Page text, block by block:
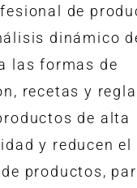
de
dinámico
las formas de
recetas y
de alta
y reducen el
productos,